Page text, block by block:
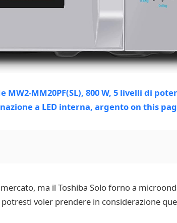
ma il Toshiba Solo forno a
voler prendere in considerazione